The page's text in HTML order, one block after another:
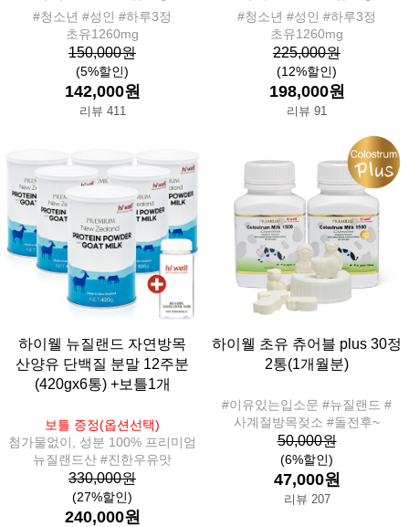
#청소년 #성인 #하루3정
초유1260mg
150,000원
(5%할인)
142,000원
리뷰 411
#청소년 #성인 #하루3정
초유1260mg
225,000원
(12%할인)
198,000원
리뷰 91
하이웰 뉴질랜드 자연방목
산양유 단백질 분말 12주분
(420gx6통) +보틀1개
보틀 증정(옵션선택)
첨가물없이, 성분 100% 프리미엄
뉴질랜드산 #진한우유맛
330,000원
(27%할인)
240,000원
하이웰 초유 츄어블 plus 30정
2통(1개월분)
#이유있는입소문 #뉴질랜드 #
사계절방목젖소 #돌전후~
50,000원
(6%할인)
47,000원
리뷰 207